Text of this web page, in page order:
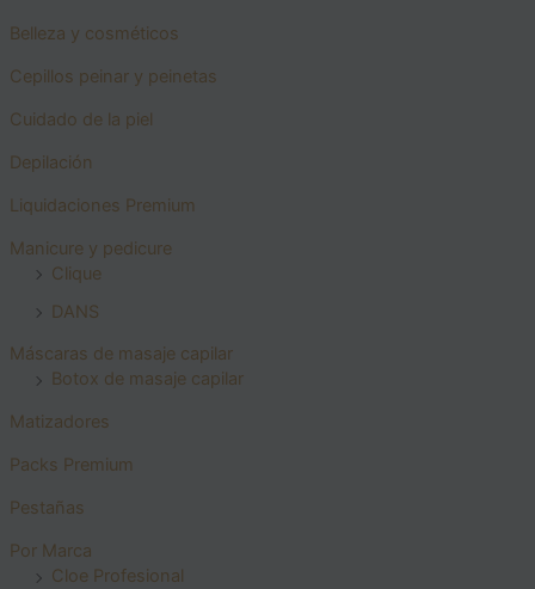
Belleza y cosméticos
Cepillos peinar y peinetas
Cuidado de la piel
Depilación
Liquidaciones Premium
Manicure y pedicure
Clique
DANS
Máscaras de masaje capilar
Botox de masaje capilar
Matizadores
Packs Premium
Pestañas
Por Marca
Cloe Profesional